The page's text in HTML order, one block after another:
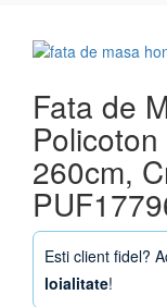
Fata de
260cm,
Esti client fidel?
loialitate!